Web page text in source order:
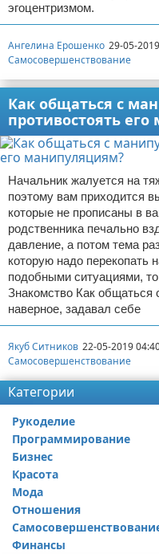
эгоцентризмом.
Ангелина Ерошенко 29-05-
Самосовершенствование
Как общаться с
противостоять
Начальник жалуется на
поэтому вам приходится
которые не прописаны в
родственника печально
давление, а потом тема
которую надо перекопать
подобными ситуациями,
Знакомство Как общаться
наверное, задавал себе
Якуб Ситников 22-05-2019
Самосовершенствование
Категории
Рукоделие
Программирование
Бизнес
Красота
Мода
Отношения
Финансы